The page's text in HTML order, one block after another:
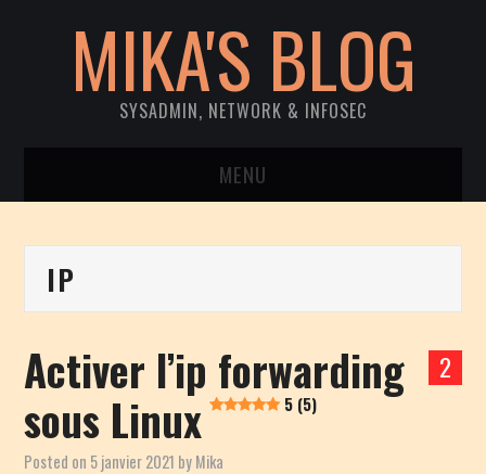
MIKA'S BLOG
SYSADMIN, NETWORK & INFOSEC
MENU
SYSTEM
INFOSEC
CVE DISCLOSURES
IP
2
Activer l’ip forwarding
sous Linux
5 (5)
Posted on 5 janvier 2021 byMika